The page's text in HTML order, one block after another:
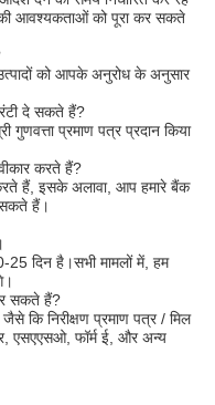
आवश्यकताओं को पूरा कर सकते
को आपके अनुरोध के अनुसार
दे सकते हैं?
गुणवत्ता प्रमाण पत्र प्रदान किया
करते हैं?
करते हैं, इसके अलावा, आप हमारे बैंक
सकते हैं।
दिन है।सभी मामलों में, हम
सकते हैं?
कि निरीक्षण प्रमाण पत्र / मिल
एसएएसओ, फॉर्म ई, और अन्य